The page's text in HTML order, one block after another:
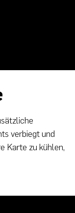
verbiegt und
Karte zu kühlen,